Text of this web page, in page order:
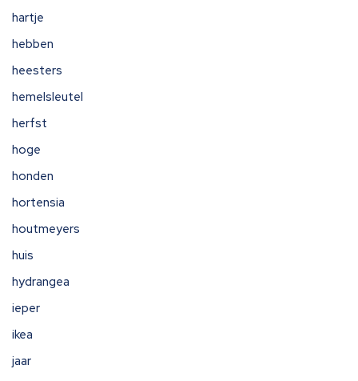
hartje
hebben
heesters
hemelsleutel
herfst
hoge
honden
hortensia
houtmeyers
huis
hydrangea
ieper
ikea
jaar